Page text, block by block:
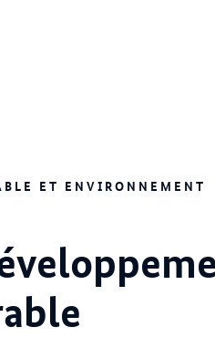
ET ENVIRONNEMENT